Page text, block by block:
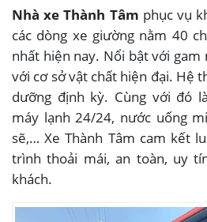
Nhà xe Thành Tâm phục vụ
các dòng xe giường nằm 40
nhất hiện nay. Nổi bật với gam
với cơ sở vật chất hiện đại. Hệ
dưỡng định kỳ. Cùng với đó
máy lạnh 24/24, nước uống
sẽ,… Xe Thành Tâm cam kết
trình thoải mái, an toàn, uy
khách.